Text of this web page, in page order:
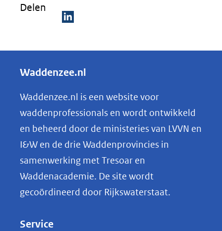
Delen
e
e
n
o
p
k
e
Waddenzee.nl
Waddenzee.nl is een website voor
waddenprofessionals en wordt ontwikkeld
en beheerd door de ministeries van LVVN en
I&W en de drie Waddenprovincies in
samenwerking met Tresoar en
Waddenacademie. De site wordt
gecoördineerd door Rijkswaterstaat.
Service